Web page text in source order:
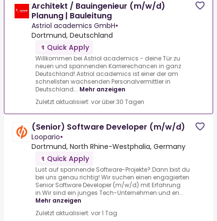
Architekt / Bauingenieur (m/w/d)
Planung | Bauleitung
Astriol academics GmbH•
Dortmund, Deutschland
Quick Apply
Willkommen bei Astriol academics - deine Tür zu
neuen und spannenden Karrierechancen in ganz
Deutschland!.Astriol academics ist einer der am
schnellsten wachsenden Personalvermittler in
Deutschland... Mehr anzeigen
Zuletzt aktualisiert: vor über 30 Tagen
(Senior) Software Developer (m/w/d)
Loopario•
Dortmund, North Rhine-Westphalia, Germany
Quick Apply
Lust auf spannende Software-Projekte?.Dann bist du
bei uns genau richtig! Wir suchen einen engagierten
Senior Software Developer (m/w/d) mit Erfahrung
in.Wir sind ein junges Tech-Unternehmen und en...
Mehr anzeigen
Zuletzt aktualisiert: vor 1 Tag